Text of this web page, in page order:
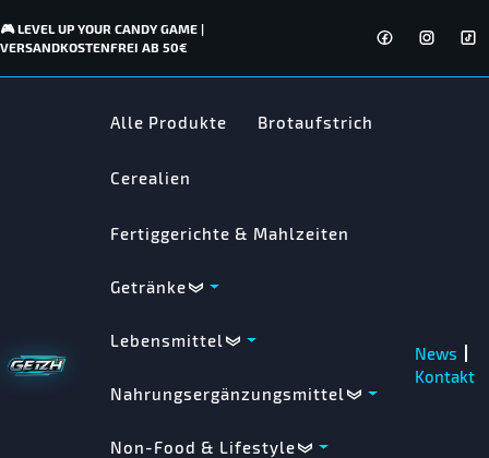
🎮 LEVEL UP YOUR CANDY GAME |
VERSANDKOSTENFREI AB 50€
Alle Produkte Brotaufstrich
Cerealien
Fertiggerichte & Mahlzeiten
Getränke
Lebensmittel
Nahrungsergänzungsmittel
Non-Food & Lifestyle
News
Kontakt